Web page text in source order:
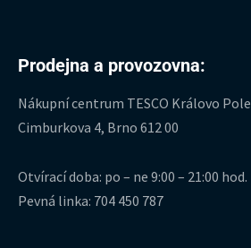
Prodejna a provozovna:
Nákupní centrum TESCO Královo Pole
Cimburkova 4, Brno 612 00
Otvírací doba: po – ne 9:00 – 21:00 hod.
Pevná linka: 704 450 787